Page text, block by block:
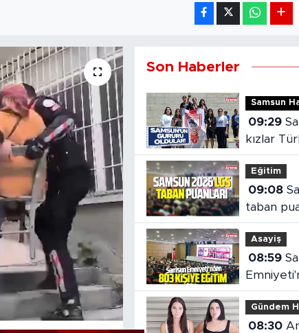
Son Haberler
Samsun
09:29 Samsunlu
kızlar
Eğitim
09:08 Samsun LGS
taban
belli oldu
Asayiş
08:59 Samsun
kişiye
Gündem
08:30 Antalya'da